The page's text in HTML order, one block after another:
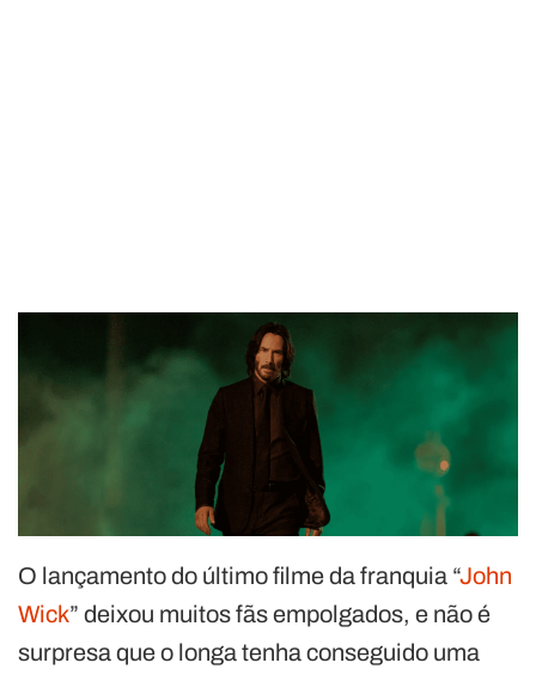
O lançamento do último filme da franquia “John
Wick” deixou muitos fãs empolgados, e não é
surpresa que o longa tenha conseguido uma